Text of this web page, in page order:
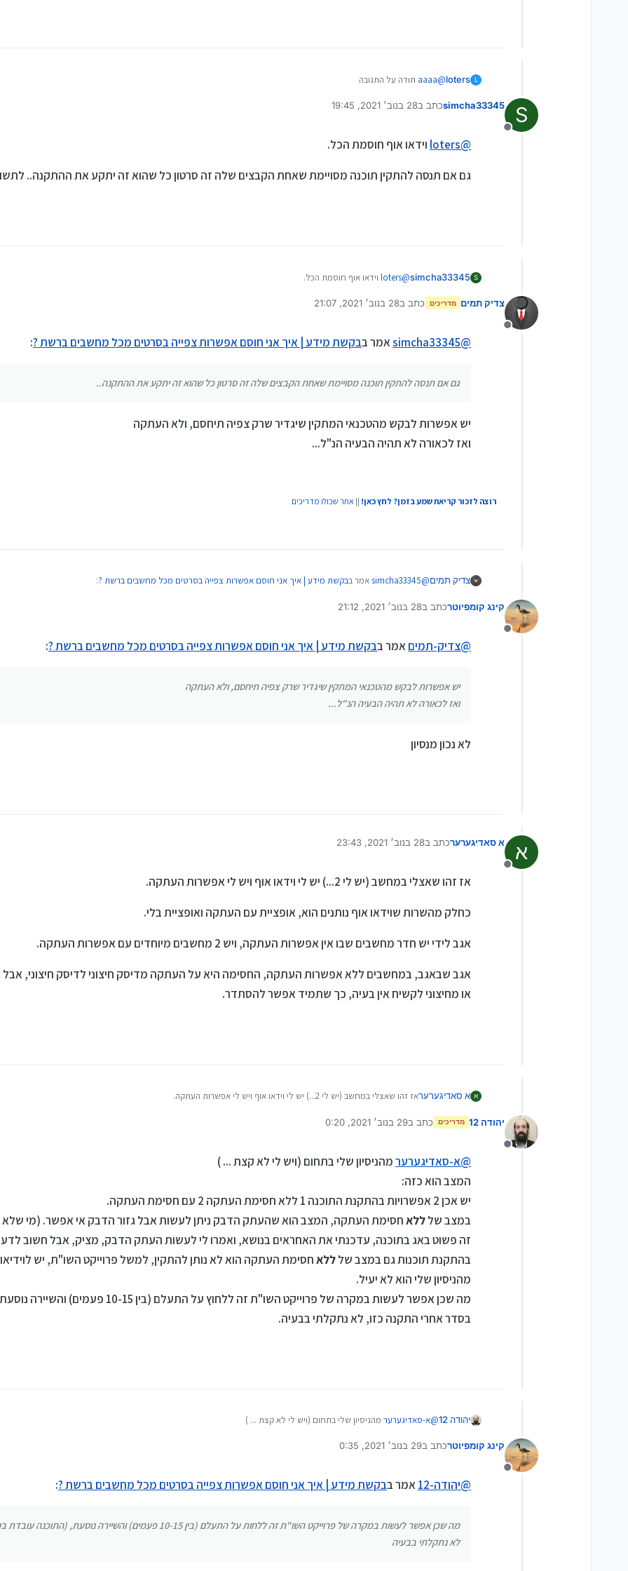
L
loters
@
aaaa תודה על התגובה
לפחות לפי ההגדרות
S
מנותק
simcha33345כתב ב28 בנוב׳ 2021, 19:45
נערך לאחרונה על ידי
@
loters וידאו אוף חוסמת הכל.
גם אם תנסה להתקין תוכנה מסויימת שאחת הקבצים שלה זה סרטון כל שהוא זה יתקע את ההתקנה..
S
simcha33345
@
loters וידאו אוף חוסמת הכל.
גם אם תנסה להתקין תוכנה מסויימת שאחת הקבצים שלה זה סרטון כל שהוא זה יתקע את ההתקנה.. לתשומת לבך.
מנותק
צדיק תמים מדריכים כתב ב28 בנוב׳ 2021, 21:07
נערך לאחרונה על ידי
@
simcha33345אמר בבקשת מידע | איך אני חוסם אפשרות צפייה בסרטים מכל מחשבים ברשת ?:
גם אם תנסה להתקין תוכנה מסויימת שאחת הקבצים שלה זה סרטון כל שהוא זה יתקע את ההתקנה..
יש אפשרות לבקש מהטכנאי המתקין שיגדיר שרק צפיה תיחסם, ולא העתקה
ואז לכאורה לא תהיה הבעיה הנ"ל...
רוצה לזכור קריאת שמע בזמן? לחץ כאן! || אתר שכולו מדריכים
צדיק תמים@
simcha33345 אמר בבקשת מידע | איך אני חוסם אפשרות צפייה בסרטים מכל מחשבים ברשת ?:
יש אפשרות לבקש מהטכנאי המתקין שיגדיר שרק צפיה תיחסם, ולא העתקה
מנותק
קינג קומפיוטרכתב ב28 בנוב׳ 2021, 21:12
נערך לאחרונה על ידי
@צדיק-תמיםאמר בבקשת מידע | איך אני חוסם אפשרות צפייה בסרטים מכל מחשבים ברשת ?:
יש אפשרות לבקש מהטכנאי המתקין שיגדיר שרק צפיה תיחסם, ולא העתקה
ואז לכאורה לא תהיה הבעיה הנ"ל...
לא נכון מנסיון
א
מנותק
א סאדיגערערכתב ב28 בנוב׳ 2021, 23:43
נערך לאחרונה על ידי
אז זהו שאצלי במחשב (יש לי 2...) יש לי וידאו אוף ויש לי אפשרות העתקה.
כחלק מהשרות שוידאו אוף נותנים הוא, אופציית עם העתקה ואופציית בלי.
אגב לידי יש חדר מחשבים שבו אין אפשרות העתקה, ויש 2 מחשבים מיוחדים עם אפשרות העתקה.
אגב שבאגב, במחשבים ללא אפשרות העתקה, החסימה היא על העתקה מדיסק חיצוני לדיסק חיצוני,
או מחיצוני לקשיח אין בעיה, כך שתמיד אפשר להסתדר.
א א סאדיגערעראז זהו שאצלי במחשב (יש לי 2...) יש לי וידאו אוף ויש לי אפשרות העתקה.
כחלק מהשרות שוידאו אוף נותנים הוא, אופציית עם העתקה ואופציית בלי.
אגב שבאגב, במחשבים ללא אפשרות העתקה, החסימה היא על העתקה מדיסק חיצוני לדיסק חיצוני, אבל אם זה מקשיח
מנותק
יהודה 12 מדריכים כתב ב29 בנוב׳ 2021, 0:20
נערך לאחרונה על ידי יהודה 12
@א-סאדיגערערמהניסיון שלי בתחום (ויש לי לא קצת ... )
המצב הוא כזה:
יש אכן 2 אפשרויות בהתקנת התוכנה 1 ללא חסימת העתקה 2 עם חסימת העתקה.
במצב שלללאחסימת העתקה, המצב הוא שהעתק הדבק ניתן לעשות אבל גזור הדבק אי אפשר. (מי שלא
זה פשוט באג בתוכנה, עדכנתי את האחראים בנושא, ואמרו לי לעשות העתק הדבק, מציק, אבל חשוב
בהתקנת תוכנות גם במצב שלללאחסימת העתקה הוא לא נותן להתקין, למשל פרוייקט השו"ת, יש
מהניסיון שלי הוא לא יעיל.
מה שכן אפשר לעשות במקרה של פרוייקט השו"ת זה ללחוץ על
בסדר אחרי התקנה כזו, לא נתקלתי בבעיה.
יהודה 12 @א-סאדיגערער מהניסיון שלי בתחום (ויש לי לא קצת ... )
יש אכן 2 אפשרויות בהתקנת התוכנה 1 ללא חסימת העתקה 2 עם חסימת העתקה.
בהתקנת תוכנות גם במצב שלללאחסימת העתקה הוא לא נותן להתקין, למשל פרוייקט השו"ת, יש לוידיאו קובץ תיקון, אבל
מנותק
קינג קומפיוטרכתב ב29 בנוב׳ 2021, 0:35
נערך לאחרונה על ידי
@יהודה-12 אמר בבקשת מידע | איך אני חוסם אפשרות צפייה בסרטים מכל מחשבים ברשת ?:
מה שכן אפשר לעשות במקרה של פרוייקט השו"ת זה ללחות על התעלם (בין 10-15 פעמים)
לא נתקלתי בבעיה